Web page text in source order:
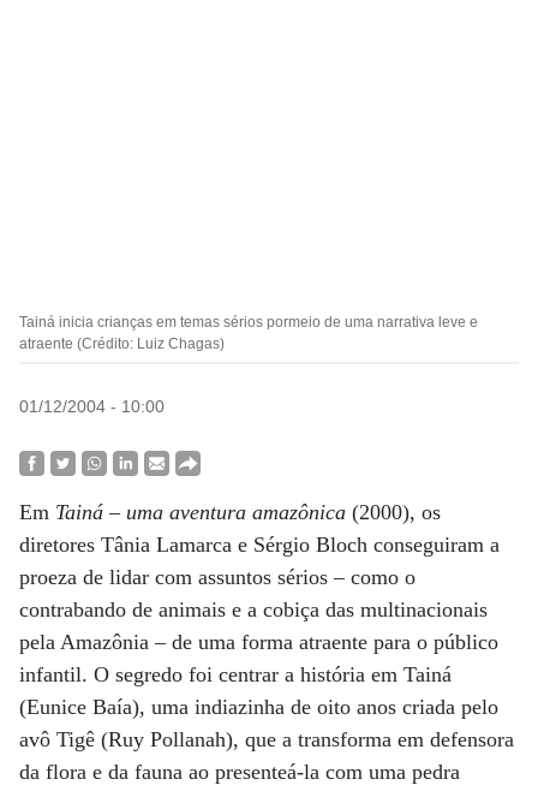
Tainá inicia crianças em temas sérios pormeio de uma narrativa leve e
atraente (Crédito: Luiz Chagas)
01/12/2004 - 10:00
Em Tainá – uma aventura amazônica (2000), os
diretores Tânia Lamarca e Sérgio Bloch conseguiram a
proeza de lidar com assuntos sérios – como o
contrabando de animais e a cobiça das multinacionais
pela Amazônia – de uma forma atraente para o público
infantil. O segredo foi centrar a história em Tainá
(Eunice Baía), uma indiazinha de oito anos criada pelo
avô Tigê (Ruy Pollanah), que a transforma em defensora
da flora e da fauna ao presenteá-la com uma pedra